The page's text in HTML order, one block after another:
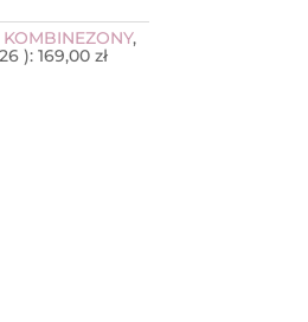
,
): 169,00 zł